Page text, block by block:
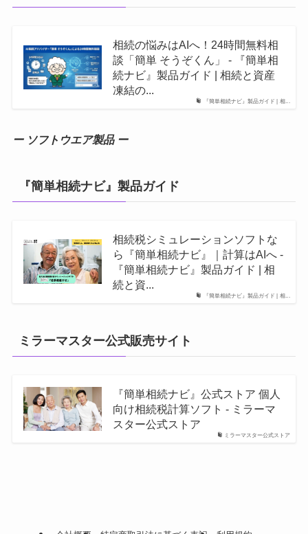
『簡単相続ナビ』製品ガイド | 相...
相続の悩みはAIへ！24時間無料相
談「簡単 そうぞくん」 - 『簡単相
続ナビ』製品ガイド | 相続と資産
凍結の...
ー ソフトウエア製品 ー
『簡単相続ナビ』製品ガイド
『簡単相続ナビ』製品ガイド | 相...
相続税シミュレーションソフトな
ら『簡単相続ナビ』｜計算はAIへ -
『簡単相続ナビ』製品ガイド | 相
続と資...
ミラーマスター公式販売サイト
ミラーマスター公式ストア
『簡単相続ナビ』公式ストア 個人
向け相続税計算ソフト - ミラーマ
スター公式ストア